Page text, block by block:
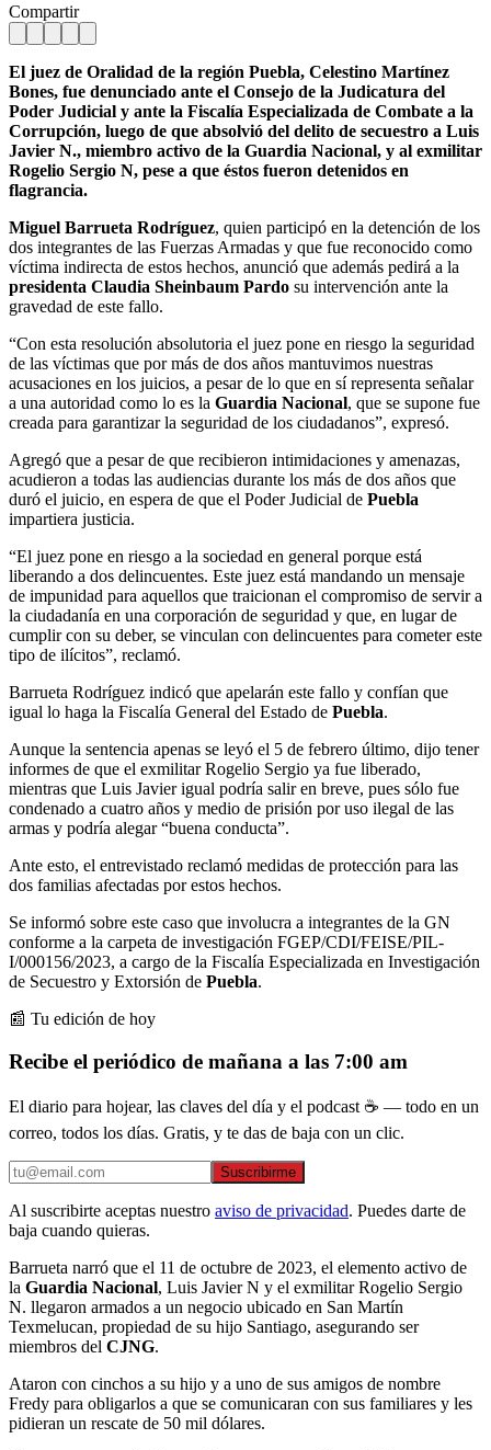
Compartir
El juez de Oralidad de la región Puebla, Celestino Martínez
Bones, fue denunciado ante el Consejo de la Judicatura del
Poder Judicial y ante la Fiscalía Especializada de Combate a la
Corrupción, luego de que absolvió del delito de secuestro a Luis
Javier N., miembro activo de la Guardia Nacional, y al exmilitar
Rogelio Sergio N, pese a que éstos fueron detenidos en
flagrancia.
Miguel Barrueta Rodríguez, quien participó en la detención de los
dos integrantes de las Fuerzas Armadas y que fue reconocido como
víctima indirecta de estos hechos, anunció que además pedirá a la
presidenta Claudia Sheinbaum Pardo su intervención ante la
gravedad de este fallo.
“Con esta resolución absolutoria el juez pone en riesgo la seguridad
de las víctimas que por más de dos años mantuvimos nuestras
acusaciones en los juicios, a pesar de lo que en sí representa señalar
a una autoridad como lo es la Guardia Nacional, que se supone fue
creada para garantizar la seguridad de los ciudadanos”, expresó.
Agregó que a pesar de que recibieron intimidaciones y amenazas,
acudieron a todas las audiencias durante los más de dos años que
duró el juicio, en espera de que el Poder Judicial de Puebla
impartiera justicia.
“El juez pone en riesgo a la sociedad en general porque está
liberando a dos delincuentes. Este juez está mandando un mensaje
de impunidad para aquellos que traicionan el compromiso de servir a
la ciudadanía en una corporación de seguridad y que, en lugar de
cumplir con su deber, se vinculan con delincuentes para cometer este
tipo de ilícitos”, reclamó.
Barrueta Rodríguez indicó que apelarán este fallo y confían que
igual lo haga la Fiscalía General del Estado de Puebla.
Aunque la sentencia apenas se leyó el 5 de febrero último, dijo tener
informes de que el exmilitar Rogelio Sergio ya fue liberado,
mientras que Luis Javier igual podría salir en breve, pues sólo fue
condenado a cuatro años y medio de prisión por uso ilegal de las
armas y podría alegar “buena conducta”.
Ante esto, el entrevistado reclamó medidas de protección para las
dos familias afectadas por estos hechos.
Se informó sobre este caso que involucra a integrantes de la GN
conforme a la carpeta de investigación FGEP/CDI/FEISE/PIL-
I/000156/2023, a cargo de la Fiscalía Especializada en Investigación
de Secuestro y Extorsión de Puebla.
📰 Tu edición de hoy
Recibe el periódico de mañana a las 7:00 am
El diario para hojear, las claves del día y el podcast ☕ — todo en un
correo, todos los días. Gratis, y te das de baja con un clic.
Suscribirme
Al suscribirte aceptas nuestro aviso de privacidad. Puedes darte de
baja cuando quieras.
Barrueta narró que el 11 de octubre de 2023, el elemento activo de
la Guardia Nacional, Luis Javier N y el exmilitar Rogelio Sergio
N. llegaron armados a un negocio ubicado en San Martín
Texmelucan, propiedad de su hijo Santiago, asegurando ser
miembros del CJNG.
Ataron con cinchos a su hijo y a uno de sus amigos de nombre
Fredy para obligarlos a que se comunicaran con sus familiares y les
pidieran un rescate de 50 mil dólares.